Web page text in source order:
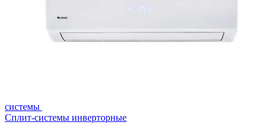
системы
Сплит-системы инверторные